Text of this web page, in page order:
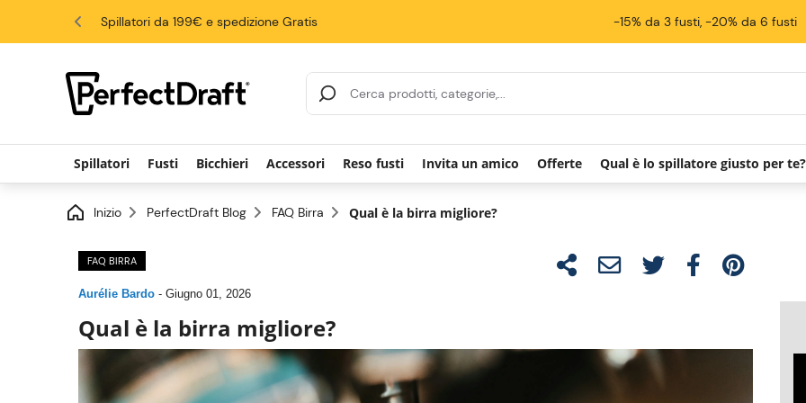
4.6/5 Spillatori da 199€ e spedizione Gratis -15% da 3 fusti, -20% da 6 fusti
risultati di ricerca
Spillatori Fusti Bicchieri Accessori Reso fusti Invita un amico Offerte Qual è lo spillatore giusto per te?
Inizio PerfectDraft Blog FAQ Birra Qual è la birra migliore?
FAQ BIRRA
Aurélie Bardo - Giugno 01, 2026
Qual è la birra migliore?